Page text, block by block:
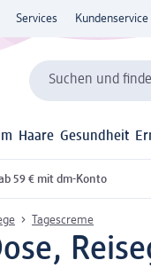
Services Kundenservice
Suchen und
Haare Gesundheit
59 € mit dm-Konto
Tagescreme